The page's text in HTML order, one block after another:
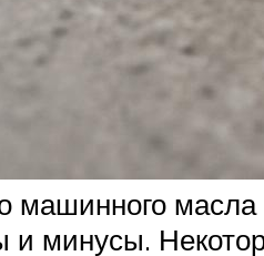
машинного
и минусы.